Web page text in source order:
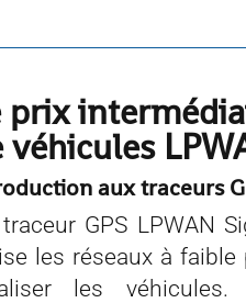
prix
véhicules
aux traceurs
GPS LPWAN
les réseaux à
les